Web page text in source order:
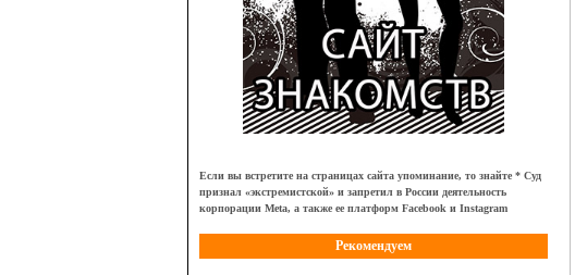
Если вы встретите на страницах сайта упоминание, то знайте * Суд
признал «экстремистской» и запретил в России деятельность
корпорации Meta, а также ее платформ Facebook и Instagram
Рекомендуем